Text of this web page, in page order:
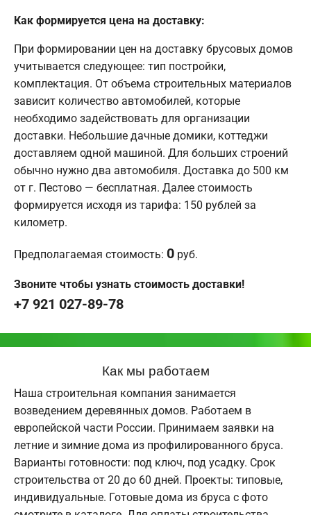
Как формируется цена на доставку:
При формировании цен на доставку брусовых домов
учитывается следующее: тип постройки,
комплектация. От объема строительных материалов
зависит количество автомобилей, которые
необходимо задействовать для организации
доставки. Небольшие дачные домики, коттеджи
доставляем одной машиной. Для больших строений
обычно нужно два автомобиля. Доставка до 500 км
от г. Пестово — бесплатная. Далее стоимость
формируется исходя из тарифа: 150 рублей за
километр.
Предполагаемая стоимость: 0 руб.
Звоните чтобы узнать стоимость доставки!
+7 921 027-89-78
Как мы работаем
Наша строительная компания занимается
возведением деревянных домов. Работаем в
европейской части России. Принимаем заявки на
летние и зимние дома из профилированного бруса.
Варианты готовности: под ключ, под усадку. Срок
строительства от 20 до 60 дней. Проекты: типовые,
индивидуальные. Готовые дома из бруса с фото